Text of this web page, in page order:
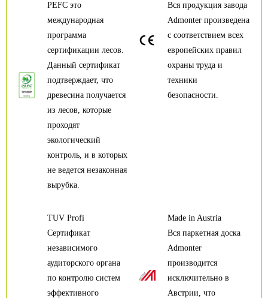
Вся продукция завода
Admonter произведена
с соответствием всех
европейских правил
охраны труда и
техники
безопасности.
PEFC это
международная
программа
сертификации лесов.
Данный сертификат
подтверждает, что
древесина получается
из лесов, которые
проходят
экологический
контроль, и в которых
не ведется незаконная
вырубка.
TUV Profi
Сертификат
независимого
аудиторского органа
по контролю систем
эффективного
Made in Austria
Вся паркетная доска
Admonter
производится
исключительно в
Австрии, что